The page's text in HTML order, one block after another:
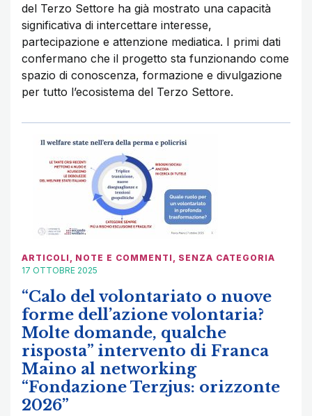
del Terzo Settore ha già mostrato una capacità
significativa di intercettare interesse,
partecipazione e attenzione mediatica. I primi dati
confermano che il progetto sta funzionando come
spazio di conoscenza, formazione e divulgazione
per tutto l’ecosistema del Terzo Settore.
ARTICOLI , NOTE E COMMENTI , SENZA CATEGORIA
17 OTTOBRE 2025
“Calo del volontariato o nuove
forme dell’azione volontaria?
Molte domande, qualche
risposta” intervento di Franca
Maino al networking
“Fondazione Terzjus: orizzonte
2026”